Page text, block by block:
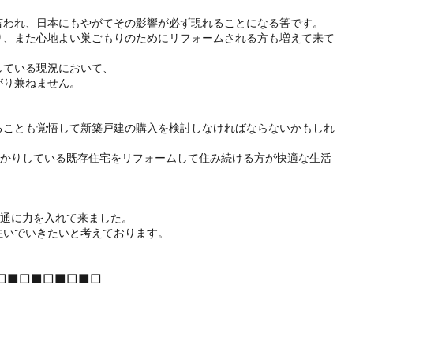
れ、
日本にもやがてその影響が必ず現れることになる筈です。
また心地よい巣ごもりのためにリフォームされる方も増えて来て
いる現況において、
兼ねません。
とも覚悟して新築戸建の購入を検討しなければならないかもしれ
りしている既存住宅をリフォームして住み続ける方が快適な生活
に力を入れて来ました。
でいきたいと考えております。